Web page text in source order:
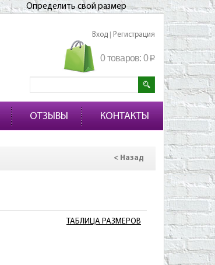
Определить свой размер
Вход Регистрация
0 товаров: 0p
ОТЗЫВЫ КОНТАКТЫ
< Назад
ТАБЛИЦА РАЗМЕРОВ